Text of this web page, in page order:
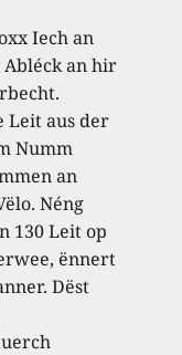
Iech an
Abléck an hir
Leit aus der
Numm
an
Néng
130 Leit op
ënnert
Dëst